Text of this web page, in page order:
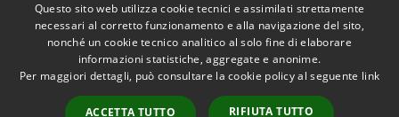
Accessibilità
Privacy
Copyright © 2026 • Comune di
Spinadesco • Powered by
Municipium•Accesso
redazione
Questo sito web utilizza cookie tecnici e assimilati strettamente
necessari al corretto funzionamento e alla navigazione del sito,
nonché un cookie tecnico analitico al solo fine di elaborare
informazioni statistiche, aggregate e anonime.
Per maggiori dettagli, può consultare la cookie policy al seguente link
ACCETTA TUTTO RIFIUTA TUTTO